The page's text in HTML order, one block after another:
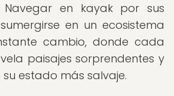
en kayak por sus
en un ecosistema
cambio, donde cada
paisajes sorprendentes y
su estado más salvaje.